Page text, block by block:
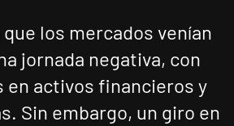
los mercados venían
jornada negativa, con
en activos financieros y
Sin embargo, un giro en